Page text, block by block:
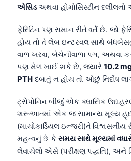
એસિડઅથવા હોમોસિસ્ટીન
ફેરિટિન પણ સમાન રીતે વર્તે છે. જો
હોય તો તે લેબ ઇન્ટરવલ સાથે
વાળ ખરવા, બેચેનીવાળા પગ, અથવા
પણ મેળ ખાઈ શકે છે, જ્યારે 10.2
PTH દબાતું ન હોય તો ઓછું નિર્દોષ
ટ્રોપોનિન બીજું એક ક્લાસિક
શરૂઆતમાં એક જ સામાન્ય મૂલ્ય
(માયોકાર્ડિયલ ઇન્જરી)ને વિશ્વસનીય
મહત્વનું છે કે સમય સાથે મૂલ્યમાં
લેવાયેલો એસે (પરીક્ષણ પદ્ધતિ), અને
Português
Ελληνικά
Türkçe
Română
Български
Dansk
हिन्दी